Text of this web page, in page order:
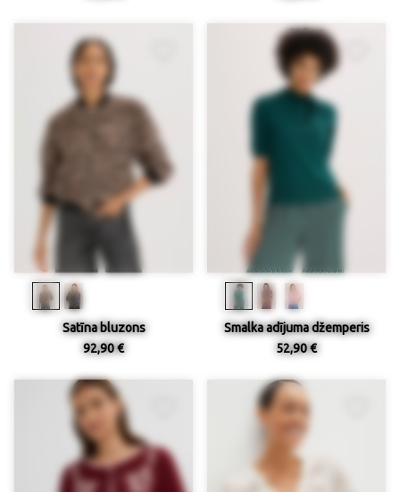
Satīna bluzons
92,90 €
Smalka adījuma džemperis
52,90 €